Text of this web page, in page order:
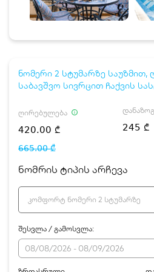
ნომერი 2 სტუმარზე საუზმით,
საბავშვო სივრცით ჩაქვის
ღირებულება
420.00 ₾
665.00 ₾
245 ₾
ნომრის ტიპის არჩევა
კომფორტ ნომერი 2 სტუმარზე
შესვლა / გამოსვლა: